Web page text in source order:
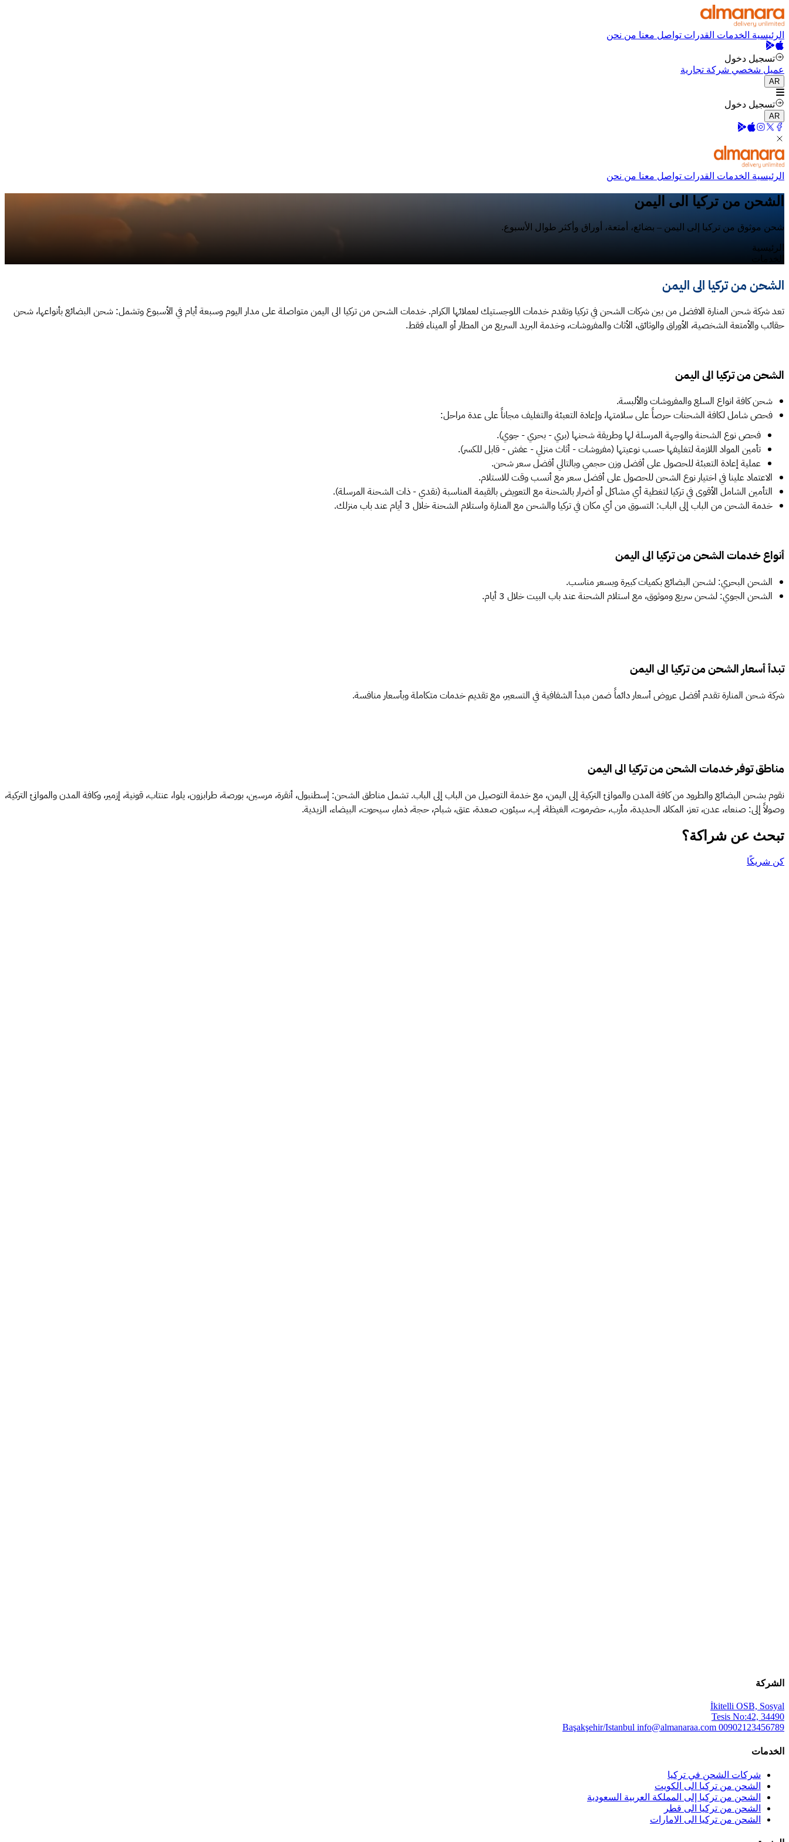
الرئيسية الخدمات القدرات تواصل معنا من نحن
تسجيل دخول
عميل شخصي شركة تجارية
AR
تسجيل دخول
AR
الرئيسية الخدمات القدرات تواصل معنا من نحن
الشحن من تركيا الى اليمن
شحن موثوق من تركيا إلى اليمن – بضائع، أمتعة، أوراق وأكثر طوال الأسبوع.
الرئيسية
الخدمات
الشحن من تركيا الى اليمن
تعد شركة شحن المنارة الافضل من بين شركات الشحن في تركيا وتقدم خدمات اللوجستيك لعملائها الكرام. خدمات الشحن من تركيا الى اليمن متواصلة على مدار اليوم وسبعة أيام في الأسبوع وتشمل: شحن البضائع بأنواعها، شحن
حقائب والأمتعة الشخصية، الأوراق والوثائق، الأثاث والمفروشات، وخدمة البريد السريع من المطار أو الميناء فقط.
الشحن من تركيا الى اليمن
شحن كافة انواع السلع والمفروشات والألبسة.
فحص شامل لكافة الشحنات حرصاً على سلامتها، وإعادة التعبئة والتغليف مجاناً على عدة مراحل:
فحص نوع الشحنة والوجهة المرسلة لها وطريقة شحنها (بري - بحري - جوي).
تأمين المواد اللازمة لتغليفها حسب نوعيتها (مفروشات - أثاث منزلي - عفش - قابل للكسر).
عملية إعادة التعبئة للحصول على أفضل وزن حجمي وبالتالي أفضل سعر شحن.
الاعتماد علينا في اختيار نوع الشحن للحصول على أفضل سعر مع أنسب وقت للاستلام.
التأمين الشامل الأقوى في تركيا لتغطية أي مشاكل أو أضرار بالشحنة مع التعويض بالقيمة المناسبة (نقدي - ذات الشحنة المرسلة).
خدمة الشحن من الباب إلى الباب: التسوق من أي مكان في تركيا والشحن مع المنارة واستلام الشحنة خلال 3 أيام عند باب منزلك.
أنواع خدمات الشحن من تركيا الى اليمن
الشحن البحري: لشحن البضائع بكميات كبيرة وبسعر مناسب.
الشحن الجوي: لشحن سريع وموثوق، مع استلام الشحنة عند باب البيت خلال 3 أيام.
تبدأ أسعار الشحن من تركيا الى اليمن
شركة شحن المنارة تقدم أفضل عروض أسعار دائماً ضمن مبدأ الشفافية في التسعير، مع تقديم خدمات متكاملة وبأسعار منافسة.
مناطق توفر خدمات الشحن من تركيا الى اليمن
نقوم بشحن البضائع والطرود من كافة المدن والموانئ التركية إلى اليمن، مع خدمة التوصيل من الباب إلى الباب. تشمل مناطق الشحن: إسطنبول، أنقرة، مرسين، بورصة، طرابزون، يلوا، عنتاب، قونية، إزمير، وكافة المدن والموانئ التركية،
وصولاً إلى: صنعاء، عدن، تعز، المكلا، الحديدة، مأرب، حضرموت، الغيظة، إب، سيئون، صعدة، عتق، شبام، حجة، ذمار، سيحوت، البيضاء، الزيدية.
تبحث عن شراكة؟
كن شريكًا
الشركة
İkitelli OSB, Sosyal
Tesis No:42, 34490
Başakşehir/Istanbul info@almanaraa.com 00902123456789
الخدمات
شركات الشحن في تركيا
الشحن من تركيا الى الكويت
الشحن من تركيا إلى المملكة العربية السعودية
الشحن من تركيا الى قطر
الشحن من تركيا الى الامارات